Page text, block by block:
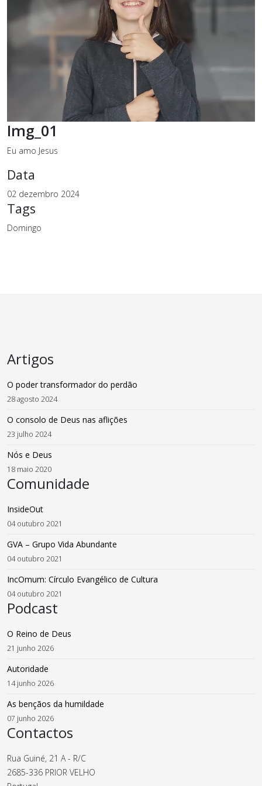
Img_01
Eu amo Jesus
Data
02 dezembro 2024
Tags
Domingo
Artigos
O poder transformador do perdão
28 agosto 2024
O consolo de Deus nas aflições
23 julho 2024
Nós e Deus
18 maio 2020
Comunidade
InsideOut
04 outubro 2021
GVA – Grupo Vida Abundante
04 outubro 2021
IncOmum: Círculo Evangélico de Cultura
04 outubro 2021
Podcast
O Reino de Deus
21 junho 2026
Autoridade
14 junho 2026
As bençãos da humildade
07 junho 2026
Contactos
Rua Guiné, 21 A - R/C
2685-336 PRIOR VELHO